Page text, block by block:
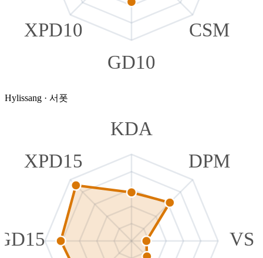
CSM
GD10
XPD10
Hylissang · 서폿
KDA
DPM
VS
XPD15